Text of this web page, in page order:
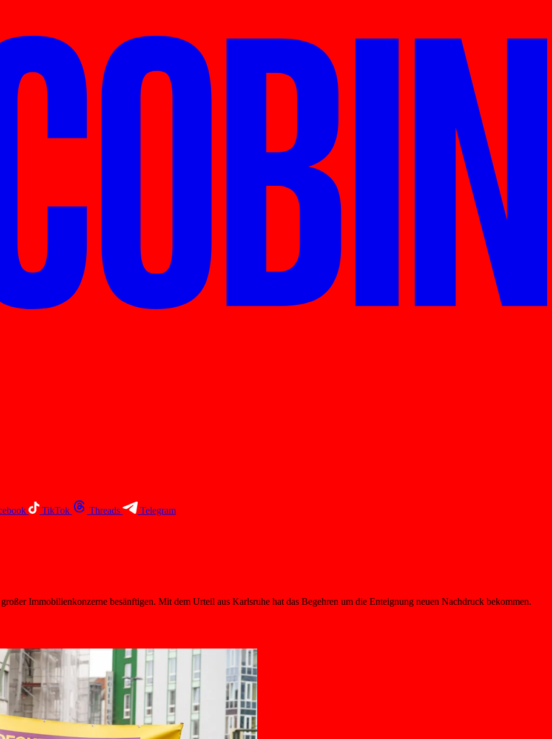
TikTok Threads
Telegram
Immobilienkonzerne besänftigen. Mit dem Urteil aus Karlsruhe hat das Begehren um die Enteignung neuen Nachdruck bekommen.